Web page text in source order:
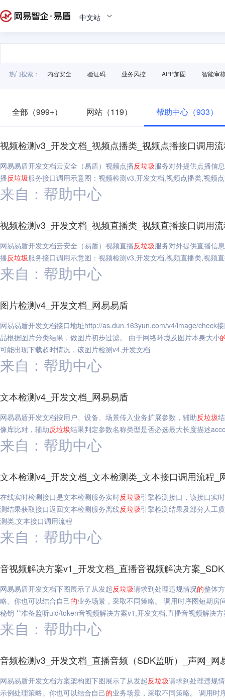
中文站
热门搜索： 内容安全 验证码 业务风控 APP加固 智能审
全部（999+） 网站（119） 帮助中心（933）
视频检测v3_开发文档_视频点播类_视频点播接口调用
网易易盾开发文档云安全（易盾）视频点播反垃圾服务对外提供点播信
播反垃圾服务接口调用示意图：视频检测v3,开发文档,视频点播类,视频
来自：帮助中心
视频检测v3_开发文档_视频直播类_视频直播接口调用
网易易盾开发文档云安全（易盾）视频直播反垃圾服务对外提供直播信
播反垃圾服务接口调用示意图：视频检测v3,开发文档,视频直播类,视频
来自：帮助中心
图片检测v4_开发文档_网易易盾
网易易盾开发文档接口地址http://as.dun.163yun.com/v4/image/check
品根据图片分类结果，做图片初步过滤。 由于网络环境及图片本身大小
可能出现下载超时情况，该图片检测v4,开发文档
来自：帮助中心
文本检测v4_开发文档_网易易盾
网易易盾开发文档按用户、设备、场景传入业务扩展参数，辅助反垃圾
像库比对，辅助反垃圾结果判定参数名称类型是否必选最大长度描述
来自：帮助中心
文本检测v4_开发文档_文本检测类_文本接口调用流程_
在线实时检测接口是文本检测服务实时反垃圾引擎检测接口，该接口实
测结果获取接口返回文本检测服务离线反垃圾引擎检测结果及部分人工
测类,文本接口调用流程
来自：帮助中心
音视频解决方案v1_开发文档_直播音视频解决方案
网易易盾开发文档下图展示了从发起反垃圾请求到处理违规情况的整体
略。你也可以结合自己的业务场景，采取不同策略。 调用时序图短期房
秘钥 **准备监听uid/token音视频解决方案v1,开发文档,直播音视频解决
来自：帮助中心
音频检测v3_开发文档_直播音频（SDK监听）_声网_网
网易易盾开发文档方案架构图下图展示了从发起反垃圾请求到处理违规
示例处理策略。你也可以结合自己的业务场景，采取不同策略。 调用时